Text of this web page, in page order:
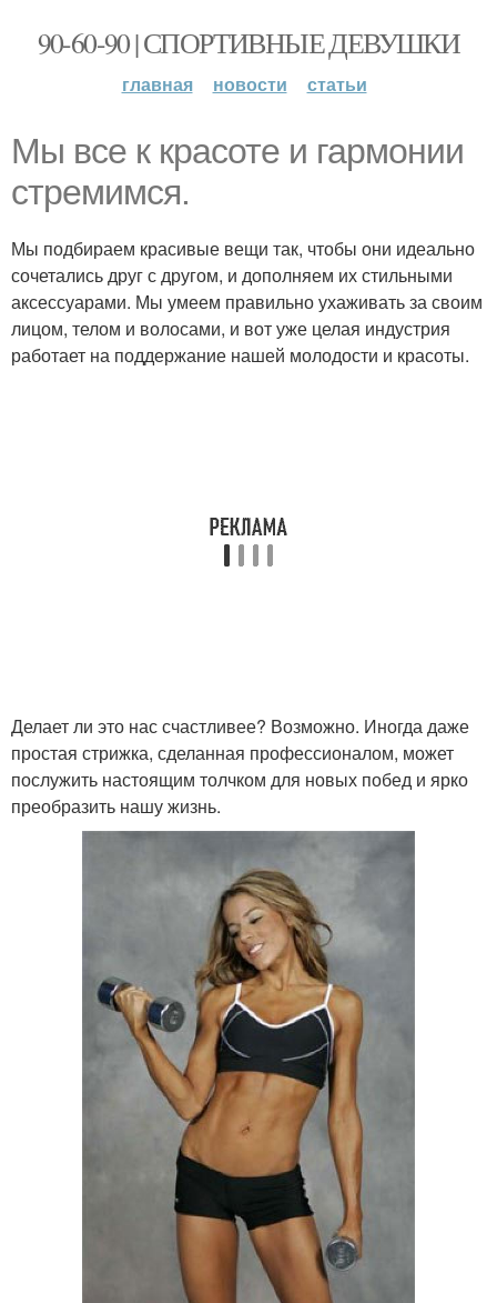
90-60-90 | СПОРТИВНЫЕ ДЕВУШКИ
главная новости статьи
Мы все к красоте и гармонии
стремимся.
Мы подбираем красивые вещи так, чтобы они идеально
сочетались друг с другом, и дополняем их стильными
аксессуарами. Мы умеем правильно ухаживать за своим
лицом, телом и волосами, и вот уже целая индустрия
работает на поддержание нашей молодости и красоты.
Делает ли это нас счастливее? Возможно. Иногда даже
простая стрижка, сделанная профессионалом, может
послужить настоящим толчком для новых побед и ярко
преобразить нашу жизнь.